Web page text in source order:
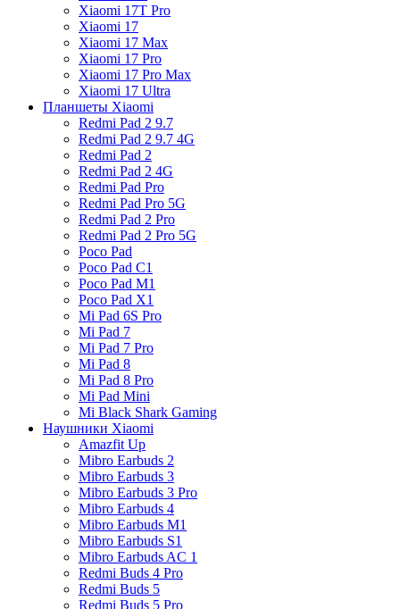
Xiaomi 17T Pro
Xiaomi 17
Xiaomi 17 Max
Xiaomi 17 Pro
Xiaomi 17 Pro Max
Xiaomi 17 Ultra
Планшеты Xiaomi
Redmi Pad 2 9.7
Redmi Pad 2 9.7 4G
Redmi Pad 2
Redmi Pad 2 4G
Redmi Pad Pro
Redmi Pad Pro 5G
Redmi Pad 2 Pro
Redmi Pad 2 Pro 5G
Poco Pad
Poco Pad C1
Poco Pad M1
Poco Pad X1
Mi Pad 6S Pro
Mi Pad 7
Mi Pad 7 Pro
Mi Pad 8
Mi Pad 8 Pro
Mi Pad Mini
Mi Black Shark Gaming
Наушники Xiaomi
Amazfit Up
Mibro Earbuds 2
Mibro Earbuds 3
Mibro Earbuds 3 Pro
Mibro Earbuds 4
Mibro Earbuds M1
Mibro Earbuds S1
Mibro Earbuds AC 1
Redmi Buds 4 Pro
Redmi Buds 5
Redmi Buds 5 Pro